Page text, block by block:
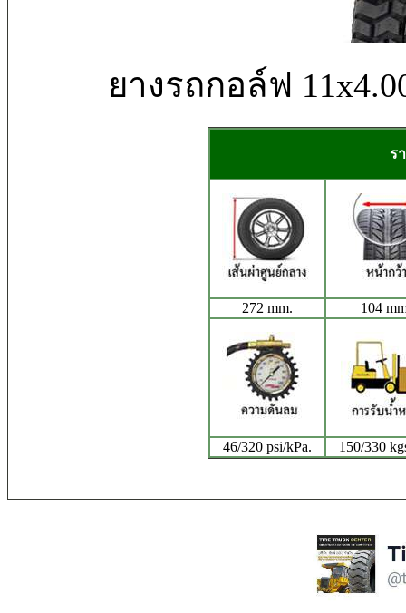
ยางรถกอล์ฟ
ร
272 mm. 104
46/320 psi/kPa. 150/330